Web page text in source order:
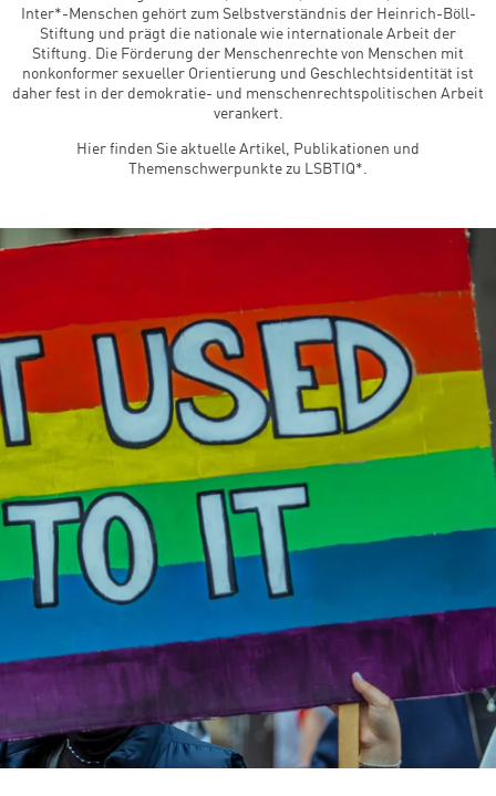
Inter*-Menschen gehört zum Selbstverständnis der Heinrich-Böll-
Stiftung und prägt die nationale wie internationale Arbeit der
Stiftung. Die Förderung der Menschenrechte von Menschen mit
nonkonformer sexueller Orientierung und Geschlechtsidentität ist
daher fest in der demokratie- und menschenrechtspolitischen Arbeit
verankert.
Hier finden Sie aktuelle Artikel, Publikationen und
Themenschwerpunkte zu LSBTIQ*.